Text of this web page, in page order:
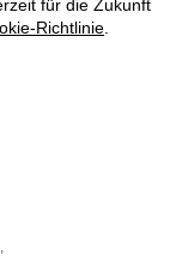
für die Zukunft
Richtlinie